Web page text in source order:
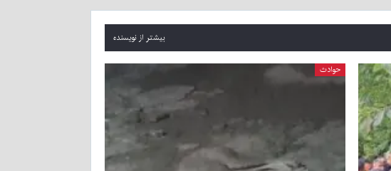
بیشتر از نویسنده
حوادث